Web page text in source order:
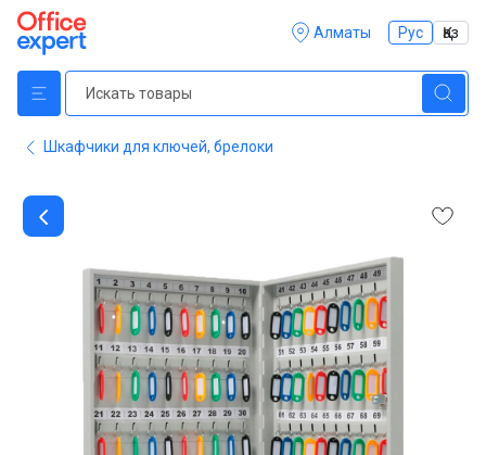
Алматы Рус Қаз
Шкафчики для ключей, брелоки